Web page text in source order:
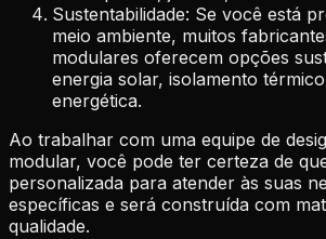
Sustentabilidade: Se você está
meio ambiente, muitos
modulares oferecem opções
energia solar, isolamento
energética.
Ao trabalhar com uma equipe de
modular, você pode ter certeza de
personalizada para atender às suas
específicas e será construída com
qualidade.